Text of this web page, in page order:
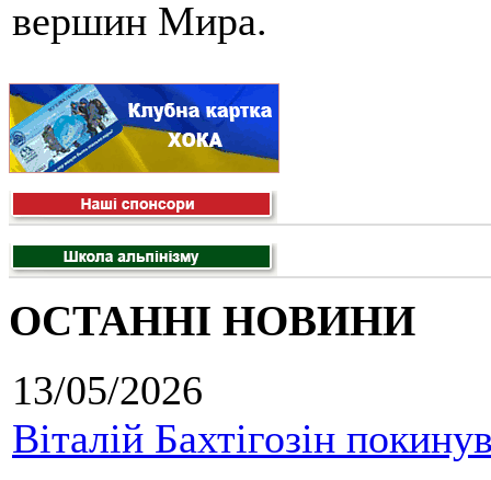
вершин Мира.
ОСТАННІ НОВИНИ
13/05/2026
Віталій Бахтігозін